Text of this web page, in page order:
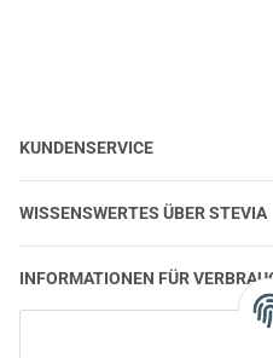
KUNDENSERVICE
WISSENSWERTES ÜBER STEVIA
INFORMATIONEN FÜR